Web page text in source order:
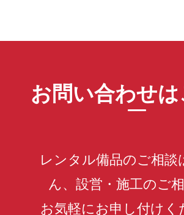
お問い合わせは
レンタル備品のご相談
ん、設営・施工のご
お気軽にお申し付けく